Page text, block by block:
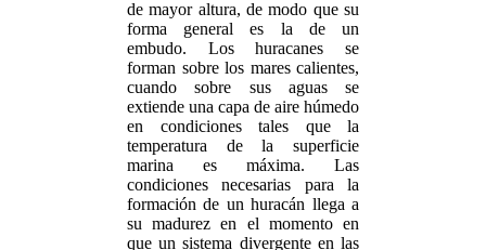
de mayor altura, de modo que su
forma general es la de un
embudo. Los huracanes se
forman sobre los mares calientes,
cuando sobre sus aguas se
extiende una capa de aire húmedo
en condiciones tales que la
temperatura de la superficie
marina es máxima. Las
condiciones necesarias para la
formación de un huracán llega a
su madurez en el momento en
que un sistema divergente en las